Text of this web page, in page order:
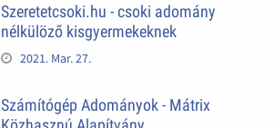
Szeretetcsoki.hu - csoki adomány
nélkülöző kisgyermekeknek
2021. Mar. 27.
Számítógép Adományok - Mátrix